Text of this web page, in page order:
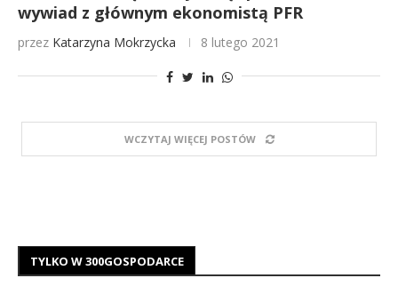
wywiad z głównym ekonomistą PFR
przez Katarzyna Mokrzycka 8 lutego 2021
WCZYTAJ WIĘCEJ POSTÓW
TYLKO W 300GOSPODARCE